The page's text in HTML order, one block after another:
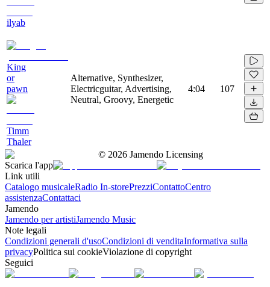
ilyab
King
or
pawn
Timm
Thaler
Alternative, Synthesizer,
Electricguitar, Advertising,
Neutral, Groovy, Energetic
4:04 107
© 2026 Jamendo Licensing
Scarica l'app
Link utili
Catalogo musicaleRadio In-storePrezziContattoCentro
assistenzaContattaci
Jamendo
Jamendo per artistiJamendo Music
Note legali
Condizioni generali d'usoCondizioni di venditaInformativa sulla
privacyPolitica sui cookieViolazione di copyright
Seguici